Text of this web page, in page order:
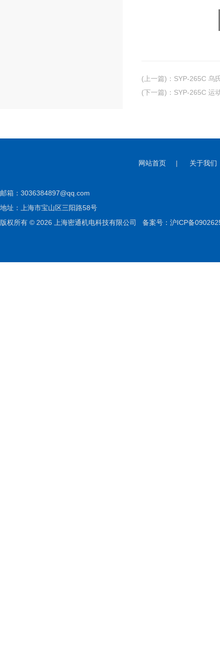
(上一篇) ： SYP-265C 乌
(下一篇) ： SYP-265C 运
网站首页 | 关于我们
邮箱： 3036384897@qq.com
地址：上海市宝山区三阳路58号
版权所有 © 2026 上海密通机电科技有限公司 备案号：沪ICP备